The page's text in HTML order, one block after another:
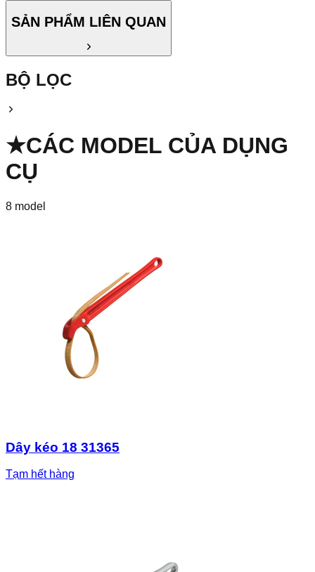
SẢN PHẨM LIÊN QUAN
BỘ LỌC
★CÁC MODEL CỦA DỤNG
CỤ
8 model
Dây kéo 18 31365
Tạm hết hàng